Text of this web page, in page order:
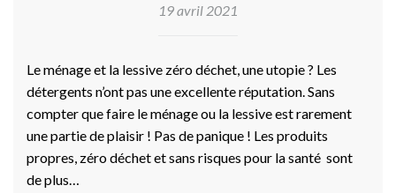
19 avril 2021
Le ménage et la lessive zéro déchet, une utopie ? Les
détergents n’ont pas une excellente réputation. Sans
compter que faire le ménage ou la lessive est rarement
une partie de plaisir ! Pas de panique ! Les produits
propres, zéro déchet et sans risques pour la santé sont
de plus…